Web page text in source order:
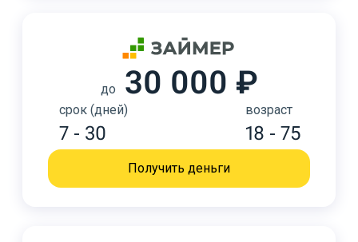
до 30 000 ₽
срок (дней)
7 - 30
возраст
18 - 75
Получить деньги